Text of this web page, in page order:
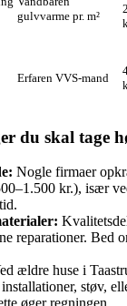
gulvvarme pr. m²
Erfaren VVS‑mand
du skal tage
Nogle firmaer
kr.), især
reparationer. Bed
ældre huse i
støv,